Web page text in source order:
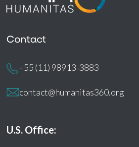
Contact
+55 (11) 98913-3883
contact@humanitas360.org
U.S. Office: